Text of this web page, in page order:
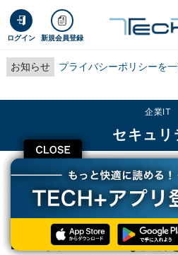
ログイン 新規会員登録
お知らせ プライバシーポリシーを
CLOSE
企業IT
セキュリ
TECH+ 企業IT
セキュリティ
DNPら、スムーズな決済を可能にする3Dセ
DNPら、スムーズな決済